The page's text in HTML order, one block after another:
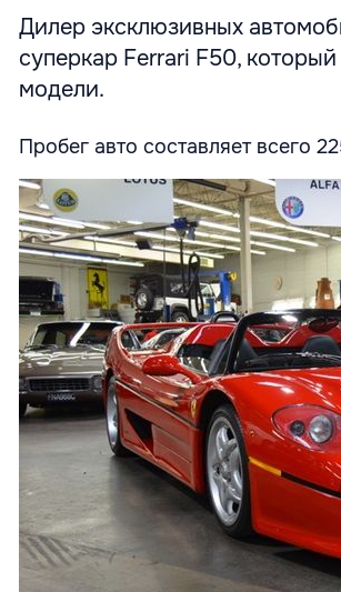
Дилер эксклюзивных
суперкар Ferrari F50,
модели.
Пробег авто составляет всего